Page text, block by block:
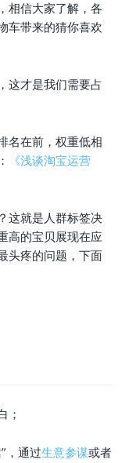
相信大家了解，各
车带来的猜你喜欢
这才是我们需要占
名在前，权重低相
《浅谈淘宝运营
这就是人群标签决
高的宝贝展现在应
头疼的问题，下面
；
，通过生意参谋或者